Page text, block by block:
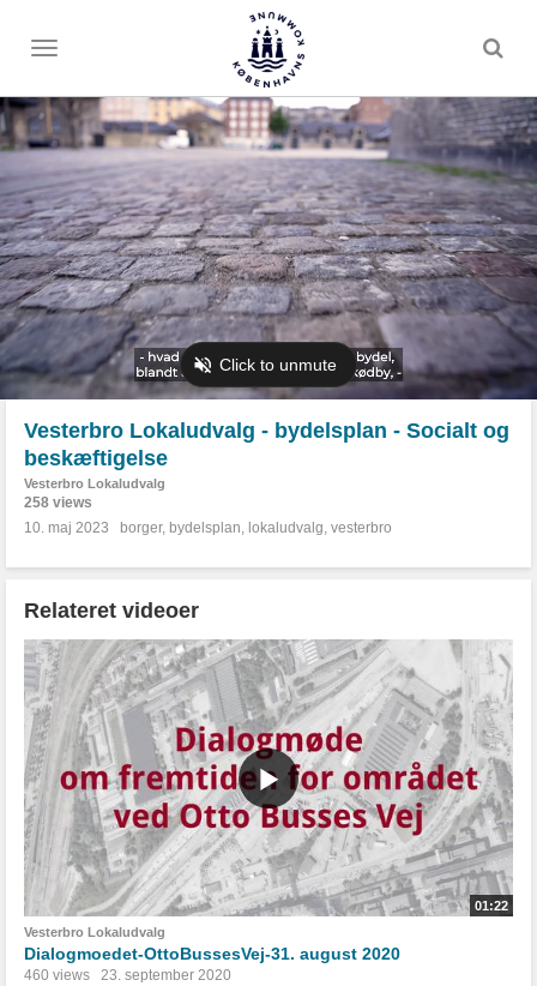
Toggle
Vesterbro Lokaludvalg - bydelsplan - Socialt og
beskæftigelse
Vesterbro Lokaludvalg
258 views
10. maj 2023
borger, bydelsplan, lokaludvalg, vesterbro
Relateret videoer
01:22
Vesterbro Lokaludvalg
Dialogmoedet-OttoBussesVej-31. august 2020
460 views 23. september 2020